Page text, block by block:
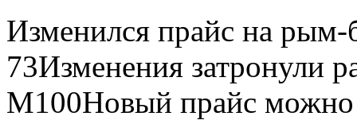
Изменился прайс на
73Изменения
М100Новый прайс можно